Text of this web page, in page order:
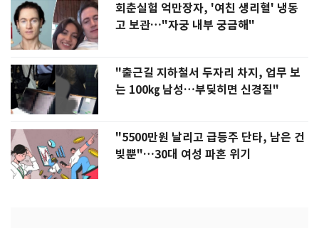
회춘실험 억만장자, '여친 생리혈' 냉동
고 보관…"자궁 내부 궁금해"
"출근길 지하철서 두자리 차지, 업무 보
는 100㎏ 남성…부딪히면 신경질"
"5500만원 날리고 급등주 단타, 남은 건
빚뿐"…30대 여성 파혼 위기